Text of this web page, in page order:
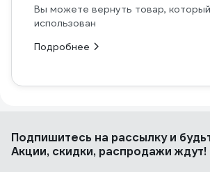
Вы можете вернуть товар,
использован
Подробнее
Подпишитесь на рассылкуи
Акции, скидки, распродажи ждут!